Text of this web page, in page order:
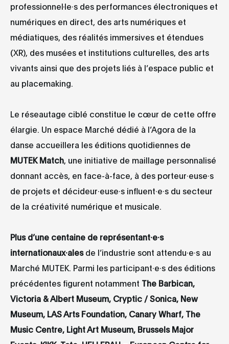
professionnel·le·s des performances électroniques et
numériques en direct, des arts numériques et
médiatiques, des réalités immersives et étendues
(XR), des musées et institutions culturelles, des arts
vivants ainsi que des projets liés à l’espace public et
au placemaking.
Le réseautage ciblé constitue le cœur de cette offre
élargie. Un espace Marché dédié à l’Agora de la
danse accueillera les éditions quotidiennes de
MUTEK Match , une initiative de maillage personnalisé
donnant accès, en face-à-face, à des porteur·euse·s
de projets et décideur·euse·s influent·e·s du secteur
de la créativité numérique et musicale.
Plus d’une centaine de représentant·e·s
internationaux·alesde l’industrie sont attendu·e·s au
Marché MUTEK. Parmi les participant·e·s des éditions
précédentes figurent notamment The Barbican,
Victoria & Albert Museum, Cryptic / Sonica, New
Museum, LAS Arts Foundation, Canary Wharf, The
Music Centre, Light Art Museum, Brussels Major